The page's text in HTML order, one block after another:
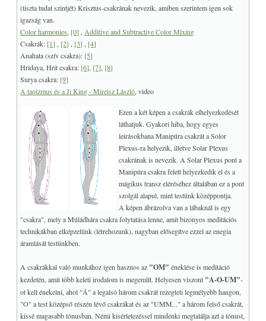
(tiszta tudat szintjét) Krisztus-csakrának nevezik, amiben szerintem igen sok
igazság van.
Color harmonies [0]
Additive and Subtractive Color Mixing
Csakrák: [1] [2] [3]
[4]
Anahata (szív csakra): [5]
Hridaya, Hrit csakra: [6] [7] [8]
Surya csakra: [9]
A taoizmus és a Ji King - Mireisz László , video
Ezen a két képen a csakrák elhelyezkedését
láthatjuk. Gyakori hiba, hogy egyes
leirásokbana Manipúra csakrát a Solor
Plexus-ra helyezik, illetve Solar Plexus
csakrának is nevezik. A Solar Plexus pont a
Manipúra csakra felett helyezkedik el és a
mágikus transz eléréséhez általában ez a pont
szolgál alapul, mint testünk középpontja.
A képen ábrázolva van a lábaknál is egy
"csakra", mely a Múládhára csakra folytatása lenne, amit bizonyos meditációs
technikákban elképzelünk (létrehozunk), nagyban elősegítve ezzel az enegia
áramlását testünkben.
A csakrákkal való munkához igen hasznos az "OM" éneklése is meditáció
kezdetén, amit több keleti irodalom is megemlít. Helyesen viszont "A-O-UM"-
ot kell énekelni, ahol "Á" a legalsó három csakrát rezegteti legmélyebb hangon,
"O" a test középső részén lévő csakrákat és az "UMM..." a három felső csakrát,
kissé magasabb tónusban. Némi kisérletezéssel mindenki megtalálja azt a tónust,